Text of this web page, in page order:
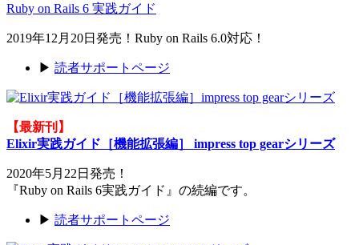
Ruby on Rails 6 実践ガイド
2019年12月20日発売！Ruby on Rails 6.0対応！
▶ 読者サポートページ
【最新刊】
Elixir実践ガイド［機能拡張編］ impress top gearシリーズ
2020年5月22日発売！
『Ruby on Rails 6実践ガイド』の続編です。
▶ 読者サポートページ